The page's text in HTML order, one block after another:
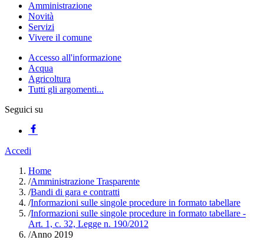
Amministrazione
Novità
Servizi
Vivere il comune
Accesso all'informazione
Acqua
Agricoltura
Tutti gli argomenti...
Seguici su
Accedi
Home
/Amministrazione Trasparente
/Bandi di gara e contratti
/Informazioni sulle singole procedure in formato tabellare
/Informazioni sulle singole procedure in formato tabellare -
Art. 1, c. 32, Legge n. 190/2012
/Anno 2019